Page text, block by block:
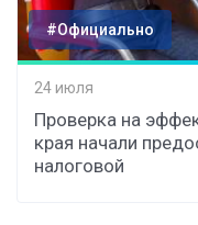
#Официально
24 июля
Проверка на
края начали
налоговой